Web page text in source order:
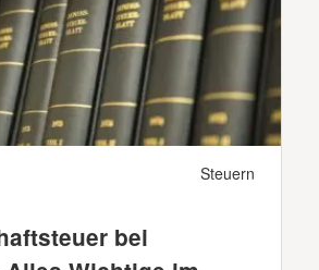
Steuern
bei